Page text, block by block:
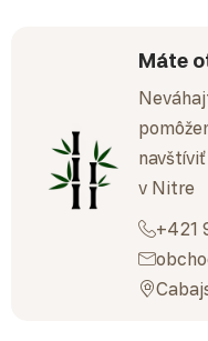
Máte
v Nitre
+421